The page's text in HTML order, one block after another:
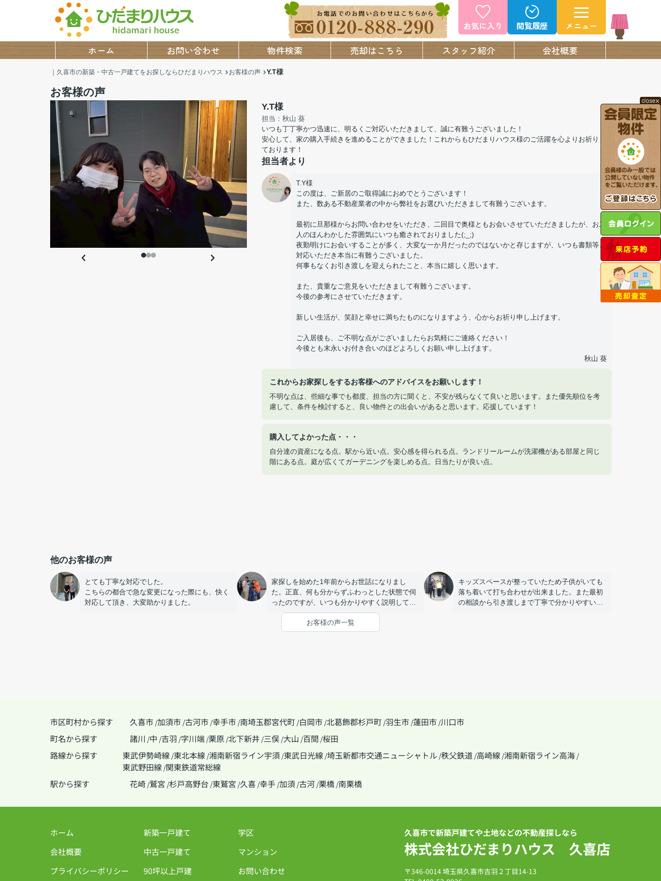
お気に入り 閲覧履歴 メニュー
ホーム お問い合わせ 物件検索 売却はこちら スタッフ紹介 会社概要
｜久喜市の新築・中古一戸建てをお探しならひだまりハウス お客様の声 Y.T様
お客様の声
Y.T様
担当：秋山 葵
いつも丁丁寧かつ迅速に、明るくご対応いただきまして、誠に有難うございました！
安心して、家の購入手続きを進めることができました！これからもひだまりハウス様のご活躍を心よりお祈りし
ております！
担当者より
T.Y様
この度は、ご新居のご取得誠におめでとうございます！
また、数ある不動産業者の中から弊社をお選びいただきまして有難うございます。
最初に旦那様からお問い合わせをいただき、二回目で奥様ともお会いさせていただきましたが、お二
人のほんわかした雰囲気にいつも癒されておりました(;_;)
夜勤明けにお会いすることが多く、大変な一か月だったのではないかと存じますが、いつも書類等ご
対応いただき本当に有難うございました。
何事もなくお引き渡しを迎えられたこと、本当に嬉しく思います。
また、貴重なご意見をいただきまして有難うございます。
今後の参考にさせていただきます。
新しい生活が、笑顔と幸せに満ちたものになりますよう、心からお祈り申し上げます。
ご入居後も、ご不明な点がございましたらお気軽にご連絡ください！
今後とも末永いお付き合いのほどよろしくお願い申し上げます。
秋山 葵
これからお家探しをするお客様へのアドバイスをお願いします！
不明な点は、些細な事でも都度、担当の方に聞くと、不安が残らなくて良いと思います。また優先順位を考
慮して、条件を検討すると、良い物件との出会いがあると思います。応援しています！
購入してよかった点・・・
自分達の資産になる点。駅から近い点。安心感を得られる点。ランドリールームが洗濯機がある部屋と同じ
階にある点。庭が広くてガーデニングを楽しめる点。日当たりが良い点。
他のお客様の声
とても丁寧な対応でした。
こちらの都合で急な変更になった際にも、快く
対応して頂き、大変助かりました。
家探しを始めた1年前からお世話になりまし
た。正直、何も分からずふわっとした状態で伺
ったのですが、いつも分かりやすく説明してい
ただき、私たちの要望やペースに合わせて丁寧
に対応してくれました。とても話しやすい雰囲
気で連絡もすぐ対応してくれるので安心して相
キッズスペースが整っていたため子供がいても
落ち着いて打ち合わせが出来ました。また最初
の相談から引き渡しまで丁寧で分かりやすい対
お客様の声一覧
市区町村から探す 久喜市 /加須市 /古河市 /幸手市 /南埼玉郡宮代町 /白岡市 /北葛飾郡杉戸町 /羽生市 /蓮田市 /川口市
町名から探す
諸川 /中 /吉羽 /字川端 /栗原 /北下新井 /三俣 /大山 /百間 /桜田
路線から探す
東武伊勢崎線 /東北本線 /湘南新宿ライン宇須 /東武日光線 /埼玉新都市交通ニューシャトル /秩父鉄道 /高崎線 /湘南新宿ライン高海 /
東武野田線 /関東鉄道常総線
駅から探す
花崎 /鷲宮 /杉戸高野台 /東鷲宮 /久喜 /幸手 /加須 /古河 /栗橋 /南栗橋
ホーム
会社概要
プライバシーポリシー
新築一戸建て
中古一戸建て
90坪以上戸建
学区
マンション
お問い合わせ
久喜市で新築戸建てや土地などの不動産探しなら
株式会社ひだまりハウス 久喜店
〒346-0014 埼玉県久喜市吉羽２丁目14-13